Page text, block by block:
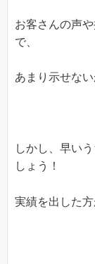
お客さんの声
で、
あまり示せない
しかし、早い
しょう！
実績を出した